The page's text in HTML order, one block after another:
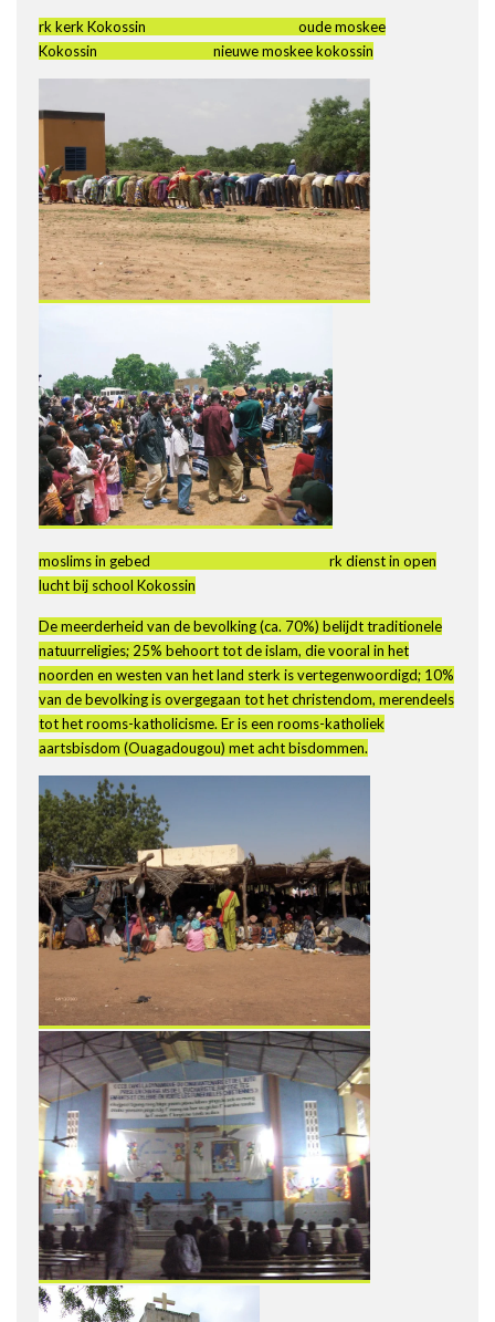
rk kerk Kokossin oude moskee
Kokossin nieuwe moskee kokossin
moslims in gebed rk dienst in open
lucht bij school Kokossin
De meerderheid van de bevolking (ca. 70%) belijdt traditionele
natuurreligies; 25% behoort tot de islam, die vooral in het
noorden en westen van het land sterk is vertegenwoordigd; 10%
van de bevolking is overgegaan tot het christendom, merendeels
tot het rooms-katholicisme. Er is een rooms-katholiek
aartsbisdom (Ouagadougou) met acht bisdommen.